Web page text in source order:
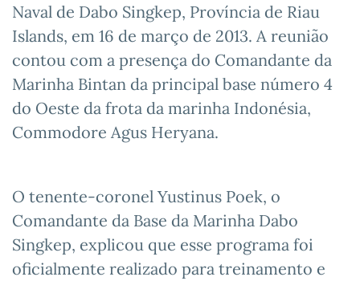
Naval de Dabo Singkep, Província de Riau
Islands, em 16 de março de 2013. A reunião
contou com a presença do Comandante da
Marinha Bintan da principal base número 4
do Oeste da frota da marinha Indonésia,
Commodore Agus Heryana.
O tenente-coronel Yustinus Poek, o
Comandante da Base da Marinha Dabo
Singkep, explicou que esse programa foi
oficialmente realizado para treinamento e